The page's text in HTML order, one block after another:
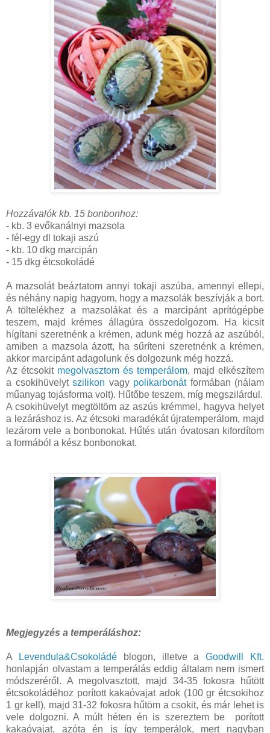
Hozzávalók kb. 15 bonbonhoz:
- kb. 3 evőkanálnyi mazsola
- fél-egy dl tokaji aszú
- kb. 10 dkg marcipán
- 15 dkg étcsokoládé
A mazsolát beáztatom annyi tokaji aszúba, amennyi ellepi,
és néhány napig hagyom, hogy a mazsolák beszívják a bort.
A töltelékhez a mazsolákat és a marcipánt aprítógépbe
teszem, majd krémes állagúra összedolgozom. Ha kicsit
hígítani szeretnénk a krémen, adunk még hozzá az aszúból,
amiben a mazsola ázott, ha sűríteni szeretnénk a krémen,
akkor marcipánt adagolunk és dolgozunk még hozzá.
Az étcsokit megolvasztom és temperálom, majd elkészítem
a csokihüvelyt szilikon vagy polikarbonátformában (nálam
műanyag tojásforma volt). Hűtőbe teszem, míg megszilárdul.
A csokihüvelyt megtöltöm az aszús krémmel, hagyva helyet
a lezáráshoz is. Az étcsoki maradékát újratemperálom, majd
lezárom vele a bonbonokat. Hűtés után óvatosan kifordítom
a formából a kész bonbonokat.
Megjegyzés a temperáláshoz:
A Levendula&Csokoládéblogon, illetve aGoodwill Kft.
honlapján olvastam a temperálás eddig általam nem ismert
módszeréről. A megolvasztott, majd 34-35 fokosra hűtött
étcsokoládéhoz porított kakaóvajat adok (100 gr étcsokihoz
1 gr kell), majd 31-32 fokosra hűtöm a csokit, és már lehet is
vele dolgozni. A múlt héten én is szereztem be porított
kakaóvajat, azóta én is így temperálok, mert nagyban